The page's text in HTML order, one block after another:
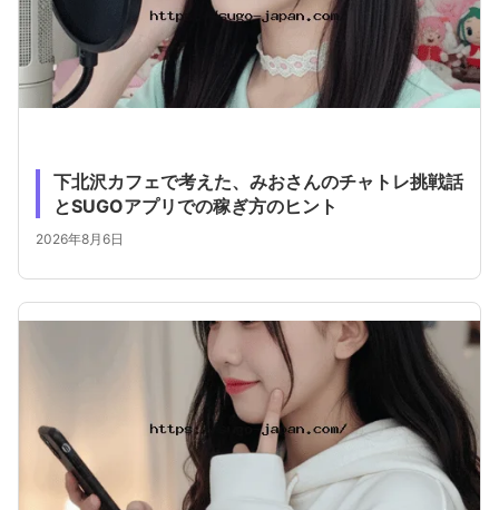
下北沢カフェで考えた、みおさんのチャトレ挑戦話
とSUGOアプリでの稼ぎ方のヒント
2026年8月6日